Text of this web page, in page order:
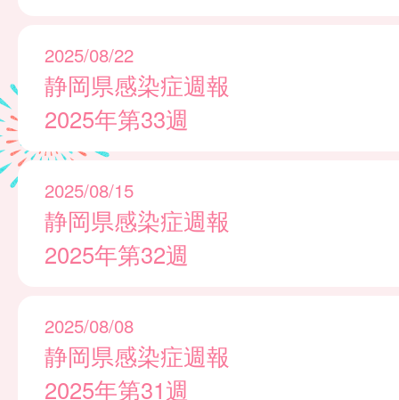
2025/08/22
静岡県感染症週報
2025年第33週
2025/08/15
静岡県感染症週報
2025年第32週
2025/08/08
静岡県感染症週報
2025年第31週